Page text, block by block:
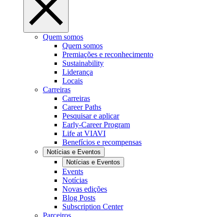
Quem somos
Quem somos
Premiações e reconhecimento
Sustainability
Liderança
Locais
Carreiras
Carreiras
Career Paths
Pesquisar e aplicar
Early-Career Program
Life at VIAVI
Benefícios e recompensas
Notícias e Eventos
Notícias e Eventos
Events
Notícias
Novas edições
Blog Posts
Subscription Center